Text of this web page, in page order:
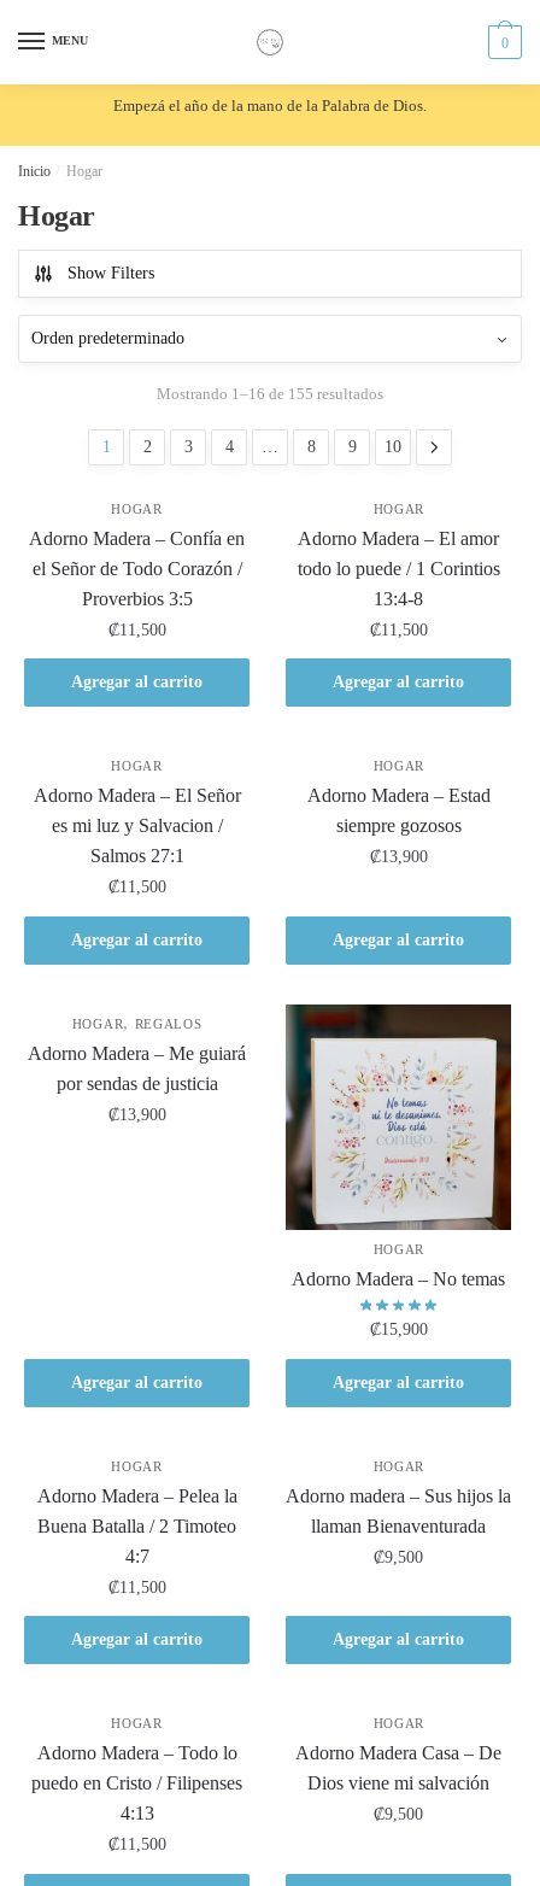
MENU 0
Empezá el año de la mano de la Palabra de Dios.
Inicio Hogar
Hogar
Show Filters
Mostrando 1–16 de 155 resultados
1 2 3 4 … 8 9 10
HOGAR
Adorno Madera – Confía en
el Señor de Todo Corazón /
Proverbios 3:5
₡11,500
Agregar al carrito
HOGAR
Adorno Madera – El amor
todo lo puede / 1 Corintios
13:4-8
₡11,500
Agregar al carrito
HOGAR
Adorno Madera – El Señor
es mi luz y Salvacion /
Salmos 27:1
₡11,500
Agregar al carrito
HOGAR
Adorno Madera – Estad
siempre gozosos
₡13,900
Agregar al carrito
HOGAR, REGALOS
Adorno Madera – Me guiará
por sendas de justicia
₡13,900
Agregar al carrito
HOGAR
Adorno Madera – No temas
₡15,900
Agregar al carrito
HOGAR
Adorno Madera – Pelea la
Buena Batalla / 2 Timoteo
4:7
₡11,500
Agregar al carrito
HOGAR
Adorno madera – Sus hijos la
llaman Bienaventurada
₡9,500
Agregar al carrito
HOGAR
Adorno Madera – Todo lo
puedo en Cristo / Filipenses
4:13
₡11,500
HOGAR
Adorno Madera Casa – De
Dios viene mi salvación
₡9,500